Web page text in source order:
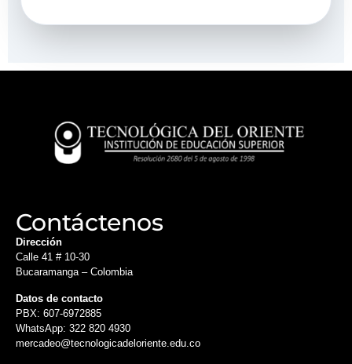
Contáctenos
Dirección
Calle 41 # 10-30
Bucaramanga – Colombia
Datos de contacto
PBX: 607-6972885
WhatsApp: 322 820 4930
mercadeo@tecnologicadeloriente.edu.co